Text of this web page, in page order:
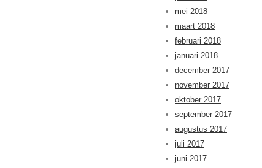
mei 2018
maart 2018
februari 2018
januari 2018
december 2017
november 2017
oktober 2017
september 2017
augustus 2017
juli 2017
juni 2017